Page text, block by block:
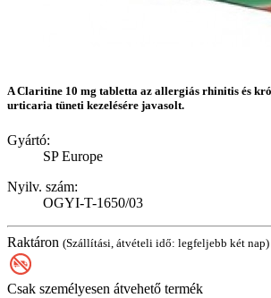
A Claritine 10 mg tabletta az allergiás rhinitis és
urticaria tüneti kezelésére javasolt.
Gyártó:
SP Europe
Nyilv. szám:
OGYI-T-1650/03
Raktáron (Szállítási, átvételi idő: legfeljebb két nap)
Csak személyesen átvehető termék